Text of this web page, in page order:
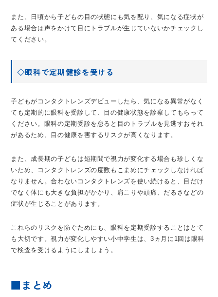
また、日頃から子どもの目の状態にも気を配り、気になる症状が
ある場合は声をかけて目にトラブルが生じていないかチェックし
てください。
◇眼科で定期健診を受ける
子どもがコンタクトレンズデビューしたら、気になる異常がなく
ても定期的に眼科を受診して、目の健康状態を診察してもらって
ください。眼科の定期受診を怠ると目のトラブルを見逃すおそれ
があるため、目の健康を害するリスクが高くなります。
また、成長期の子どもは短期間で視力が変化する場合も珍しくな
いため、コンタクトレンズの度数もこまめにチェックしなければ
なりません。合わないコンタクトレンズを使い続けると、目だけ
でなく体にも大きな負担がかかり、肩こりや頭痛、だるさなどの
症状が生じることがあります。
これらのリスクを防ぐためにも、眼科を定期受診することはとて
も大切です。視力が変化しやすい小中学生は、3ヵ月に1回は眼科
で検査を受けるようにしましょう。
■まとめ